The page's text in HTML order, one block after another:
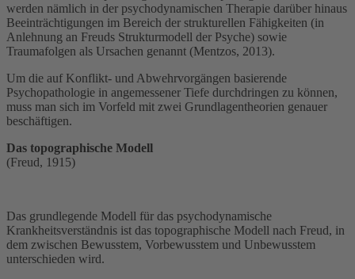
werden nämlich in der psychodynamischen Therapie darüber hinaus
Beeinträchtigungen im Bereich der strukturellen Fähigkeiten (in
Anlehnung an Freuds Strukturmodell der Psyche) sowie
Traumafolgen als Ursachen genannt (Mentzos, 2013).
Um die auf Konflikt- und Abwehrvorgängen basierende
Psychopathologie in angemessener Tiefe durchdringen zu können,
muss man sich im Vorfeld mit zwei Grundlagentheorien genauer
beschäftigen.
Das topographische Modell
(Freud, 1915)
Das grundlegende Modell für das psychodynamische
Krankheitsverständnis ist das topographische Modell nach Freud, in
dem zwischen Bewusstem, Vorbewusstem und Unbewusstem
unterschieden wird.